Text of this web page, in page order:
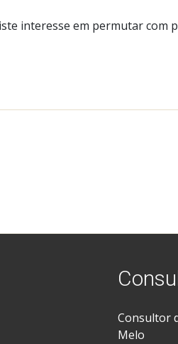
interesse em permutar com
Consultor
Melo